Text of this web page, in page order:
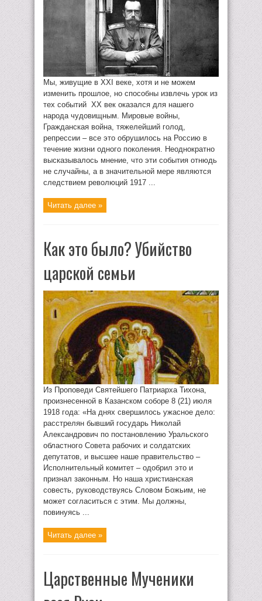
Мы, живущие в XXI веке, хотя и не можем
изменить прошлое, но способны извлечь урок из
тех событий XX век оказался для нашего
народа чудовищным. Мировые войны,
Гражданская война, тяжелейший голод,
репрессии – все это обрушилось на Россию в
течение жизни одного поколения. Неоднократно
высказывалось мнение, что эти события отнюдь
не случайны, а в значительной мере являются
следствием революций 1917 ...
Читать далее »
Как это было? Убийство
царской семьи
Из Проповеди Святейшего Патриарха Тихона,
произнесенной в Казанском соборе 8 (21) июля
1918 года: «На днях свершилось ужасное дело:
расстрелян бывший государь Николай
Александрович по постановлению Уральского
областного Совета рабочих и солдатских
депутатов, и высшее наше правительство –
Исполнительный комитет – одобрил это и
признал законным. Но наша христианская
совесть, руководствуясь Словом Божьим, не
может согласиться с этим. Мы должны,
повинуясь ...
Читать далее »
Царственные Мученики